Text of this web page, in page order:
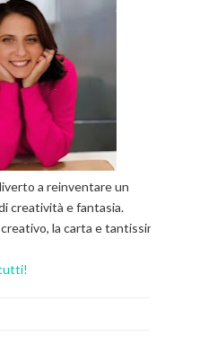
a reinventare un
creatività e fantasia.
la carta e tantissimi